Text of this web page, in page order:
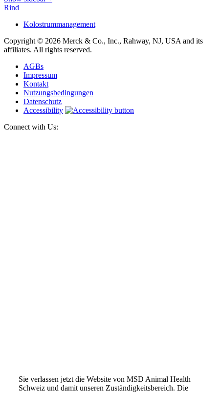
Rind
Kolostrummanagement
Copyright © 2026 Merck & Co., Inc., Rahway, NJ, USA and its
affiliates. All rights reserved.
AGBs
Impressum
Kontakt
Nutzungsbedingungen
Datenschutz
Accessibility
Connect with Us:
Sie verlassen jetzt die Website von MSD Animal Health
Schweiz und damit unseren Zuständigkeitsbereich. Die